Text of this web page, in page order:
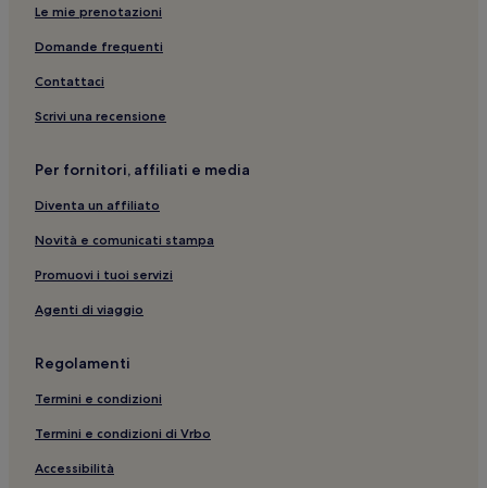
Le mie prenotazioni
Domande frequenti
Contattaci
Scrivi una recensione
Per fornitori, affiliati e media
Diventa un affiliato
Novità e comunicati stampa
Promuovi i tuoi servizi
Agenti di viaggio
Regolamenti
Termini e condizioni
Termini e condizioni di Vrbo
Accessibilità